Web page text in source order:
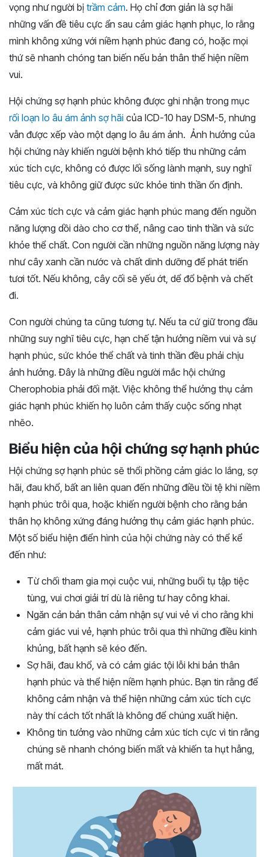
vọng như người bị trầm cảm. Họ chỉ đơn giản là sợ hãi
những vấn đề tiêu cực ẩn sau cảm giác hạnh phục, lo rằng
mình không xứng với niềm hạnh phúc đang có, hoặc mọi
thứ sẽ nhanh chóng tan biến nếu bản thân thể hiện niềm
vui.
Hội chứng sợ hạnh phúc không được ghi nhận trong mục
rối loạn lo âu ám ảnh sợ hãi của ICD-10 hay DSM-5, nhưng
vẫn được xếp vào một dạng lo âu ám ảnh. Ảnh hưởng của
hội chứng này khiến người bệnh khó tiếp thu những cảm
xúc tích cực, không có được lối sống lành mạnh, suy nghĩ
tiêu cực, và không giữ được sức khỏe tinh thần ổn định.
Cảm xúc tích cực và cảm giác hạnh phúc mang đến nguồn
năng lượng dồi dào cho cơ thể, nâng cao tinh thần và sức
khỏe thể chất. Con người cần những nguồn năng lượng này
như cây xanh cần nước và chất dinh dưỡng để phát triển
tươi tốt. Nếu không, cây cối sẽ yếu ớt, dể đổ bệnh và chết
đi.
Con người chúng ta cũng tương tự. Nếu ta cứ giữ trong đầu
những suy nghĩ tiêu cực, hạn chế tận hưởng niềm vui và sự
hạnh phúc, sức khỏe thể chất và tinh thần đều phải chịu
ảnh hưởng. Đây là những điều người mắc hội chứng
Cherophobia phải đối mặt. Việc không thể hưởng thụ cảm
giác hạnh phúc khiến họ luôn cảm thấy cuộc sống nhạt
nhẽo.
Biểu hiện của hội chứng sợ hạnh phúc
Hội chứng sợ hạnh phúc sẽ thổi phồng cảm giác lo lắng, sợ
hãi, đau khổ, bất an liên quan đến những điều tồi tệ khi niềm
hạnh phúc trôi qua, hoặc khiến người bệnh cho rằng bản
thân họ không xứng đáng hưởng thụ cảm giác hạnh phúc.
Một số biểu hiện điển hình của hội chứng này có thể kể
đến như:
Từ chối tham gia mọi cuộc vui, những buổi tụ tập tiệc
tùng, vui chơi giải trí dù là riêng tư hay công khai.
Ngăn cản bản thân cảm nhận sự vui vẻ vì cho rằng khi
cảm giác vui vẻ, hạnh phúc trôi qua thì những điều kinh
khủng, bất hạnh sẽ kéo đến.
Sợ hãi, đau khổ, và có cảm giác tội lỗi khi bản thân
hạnh phúc và thể hiện niềm hạnh phúc. Bạn tin rằng để
không cảm nhận và thể hiện những cảm xúc tích cực
này thí cách tốt nhất là không để chúng xuất hiện.
Không tin tưởng vào những cảm xúc tích cực vì tin rằng
chúng sẽ nhanh chóng biến mất và khiến ta hụt hẫng,
mất mát.